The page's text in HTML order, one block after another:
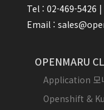
Tel : 02-469-5426
Email :
OPENMARU
Application 모
Openshift &